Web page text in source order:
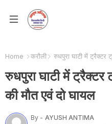
Home करौली रुधपुरा घाटी में ट्रैक्टर
रुधपुरा घाटी में
की मौत एवं दो घायल
By - AYUSH ANTIMA